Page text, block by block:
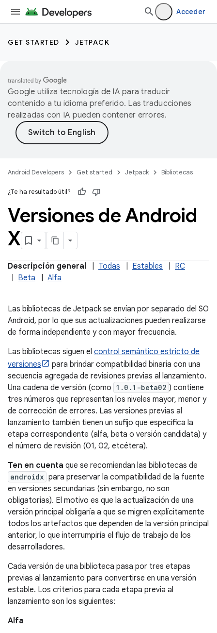
Acceder
GET STARTED JETPACK
Google utiliza tecnología de IA para traducir
contenido a tu idioma preferido. Las traducciones
realizadas con IA pueden contener errores.
Android Developers Get started Jetpack Bibliotecas
¿Te ha resultado útil?
Versiones de Android
X
Descripción general Todas Estables
RC
Beta Alfa
Las bibliotecas de Jetpack se envían por separado del SO
Android, por lo que sus actualizaciones pueden realizarse
de forma independiente y con mayor frecuencia.
Las bibliotecas siguen el control semántico estricto de
versiones
para brindar compatibilidad binaria con una
secuencia agregada de revisiones previas al lanzamiento.
Una cadena de versión (como 1.0.1-beta02 ) contiene
tres números que representan los niveles mayor, menor y
de corrección de errores. Las versiones previas al
lanzamiento también tienen un sufijo que especifica la
etapa correspondiente (alfa, beta o versión candidata) y
el número de revisión (01, 02, etcétera).
Ten en cuenta que se recomiendan las bibliotecas de
androidx para preservar la compatibilidad de la fuente
en versiones secundarias (sin embargo, no son
obligatorias). El motivo es que la actualización de una
versión principal obligaría a que se migren explícitamente
todos los artefactos que dependen de la versión principal
anterior, lo que interrumpiría el flujo de trabajo de los
desarrolladores.
Cada versión de una biblioteca pasa por tres etapas
previas al lanzamiento para convertirse en una versión
estable. Los criterios para cada etapa previa al
lanzamiento son los siguientes:
Alfa